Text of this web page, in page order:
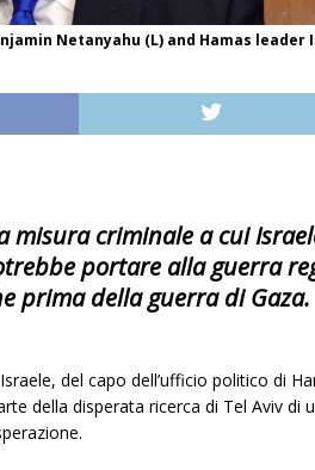
Netanyahu (L) and Hamas leader
misura criminale a cui
portare alla guerra
prima della guerra di Gaza.
del capo dell’ufficio politico di
della disperata ricerca di Tel Aviv di